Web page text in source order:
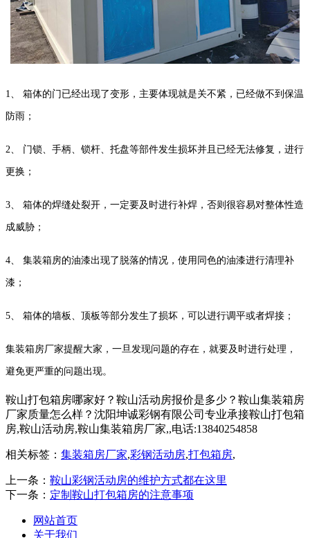
1、 箱体的门已经出现了变形，主要体现就是关不紧，已经做不到保温
防雨；
2、 门锁、手柄、锁杆、托盘等部件发生损坏并且已经无法修复，进行
更换；
3、 箱体的焊缝处裂开，一定要及时进行补焊，否则很容易对整体性造
成威胁；
4、 集装箱房的油漆出现了脱落的情况，使用同色的油漆进行清理补
漆；
5、 箱体的墙板、顶板等部分发生了损坏，可以进行调平或者焊接；
集装箱房厂家提醒大家，一旦发现问题的存在，就要及时进行处理，
避免更严重的问题出现。
鞍山打包箱房哪家好？鞍山活动房报价是多少？鞍山集装箱房
厂家质量怎么样？沈阳坤诚彩钢有限公司专业承接鞍山打包箱
房,鞍山活动房,鞍山集装箱房厂家,,电话:13840254858
相关标签： 集装箱房厂家,彩钢活动房,打包箱房,
上一条： 鞍山彩钢活动房的维护方式都在这里
下一条： 定制鞍山打包箱房的注意事项
网站首页
关于我们